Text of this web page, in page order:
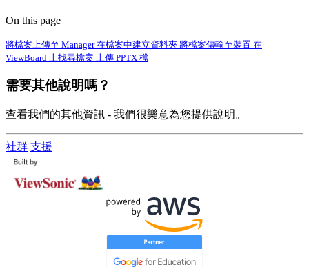
On this page
將檔案上傳至 Manager在檔案中建立資料夾 將檔案傳輸至裝置 在
ViewBoard 上找尋檔案 上傳 PPTX 檔
需要其他說明嗎？
查看我們的其他資訊 - 我們很樂意為您提供說明。
社群 支援